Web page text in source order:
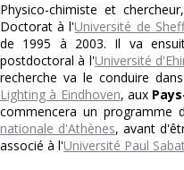
Physico-chimiste et
Doctorat à l'Université de
de 1995 à 2003. Il va
postdoctoral à l'Université
recherche va le conduire
Lighting à Eindhoven, aux
commencera un programme
nationale d'Athènes, avant
associé à l'Université Paul